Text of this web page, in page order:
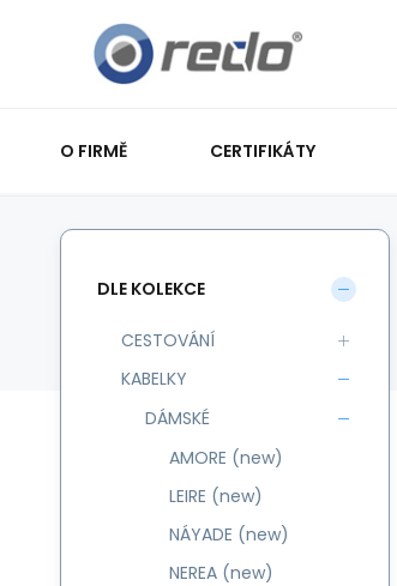
O FIRMĚ CERTIFIKÁTY
DLE KOLEKCE
CESTOVÁNÍ
KABELKY
DÁMSKÉ
AMORE (new)
LEIRE (new)
NÁYADE (new)
NEREA (new)